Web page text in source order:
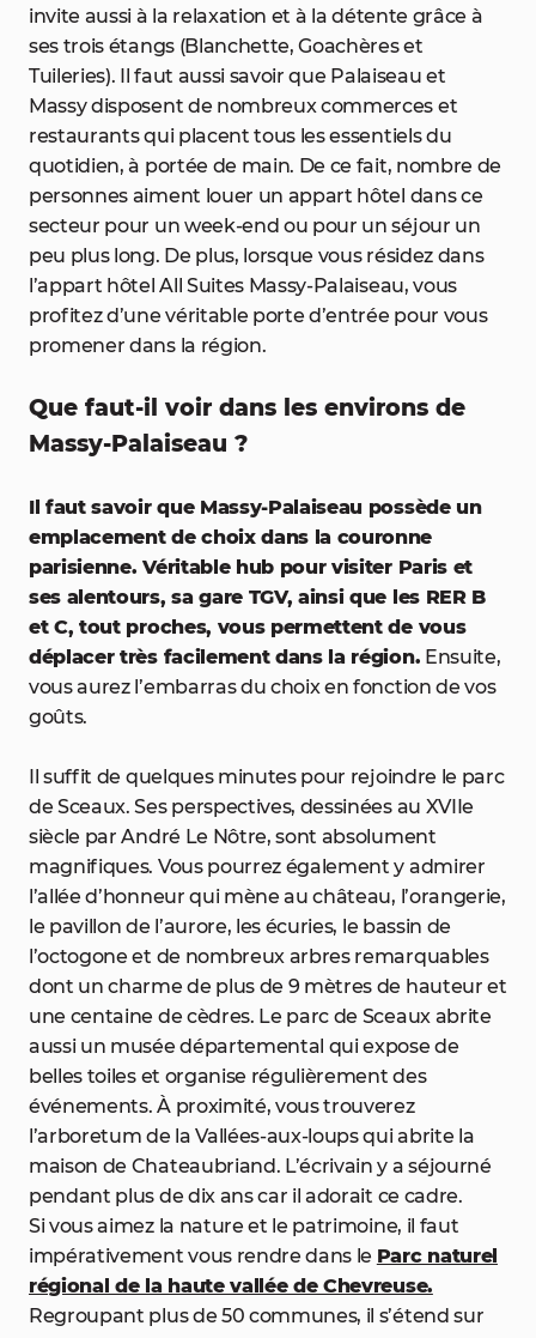
invite aussi à la relaxation et à la détente grâce à
ses trois étangs (Blanchette, Goachères et
Tuileries). Il faut aussi savoir que Palaiseau et
Massy disposent de nombreux commerces et
restaurants qui placent tous les essentiels du
quotidien, à portée de main. De ce fait, nombre de
personnes aiment louer un appart hôtel dans ce
secteur pour un week-end ou pour un séjour un
peu plus long. De plus, lorsque vous résidez dans
l’appart hôtel All Suites Massy-Palaiseau, vous
profitez d’une véritable porte d’entrée pour vous
promener dans la région.
Que faut-il voir dans les environs de
Massy-Palaiseau ?
Il faut savoir que Massy-Palaiseau possède un
emplacement de choix dans la couronne
parisienne. Véritable hub pour visiter Paris et
ses alentours, sa gare TGV, ainsi que les RER B
et C, tout proches, vous permettent de vous
déplacer très facilement dans la région. Ensuite,
vous aurez l’embarras du choix en fonction de vos
goûts.
Il suffit de quelques minutes pour rejoindre le parc
de Sceaux. Ses perspectives, dessinées au XVIIe
siècle par André Le Nôtre, sont absolument
magnifiques. Vous pourrez également y admirer
l’allée d’honneur qui mène au château, l’orangerie,
le pavillon de l’aurore, les écuries, le bassin de
l’octogone et de nombreux arbres remarquables
dont un charme de plus de 9 mètres de hauteur et
une centaine de cèdres. Le parc de Sceaux abrite
aussi un musée départemental qui expose de
belles toiles et organise régulièrement des
événements. À proximité, vous trouverez
l’arboretum de la Vallées-aux-loups qui abrite la
maison de Chateaubriand. L’écrivain y a séjourné
pendant plus de dix ans car il adorait ce cadre.
Si vous aimez la nature et le patrimoine, il faut
impérativement vous rendre dans le Parc naturel
régional de la haute vallée de Chevreuse.
Regroupant plus de 50 communes, il s’étend sur